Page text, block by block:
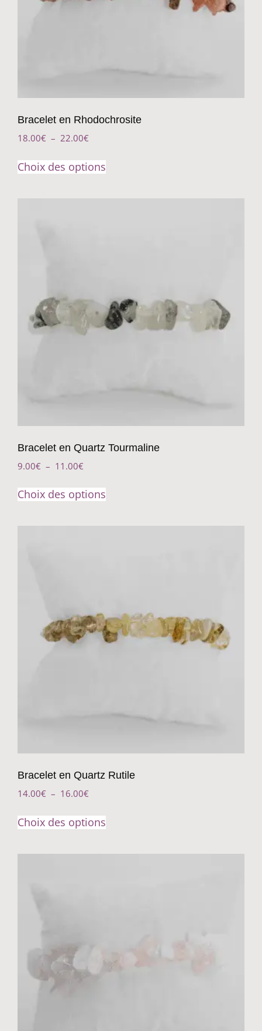
Bracelet en Rhodochrosite
18.00€ – 22.00€
Choix des options
Bracelet en Quartz Tourmaline
9.00€ – 11.00€
Choix des options
Bracelet en Quartz Rutile
14.00€ – 16.00€
Choix des options